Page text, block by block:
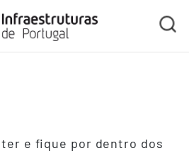
e fique por dentro dos